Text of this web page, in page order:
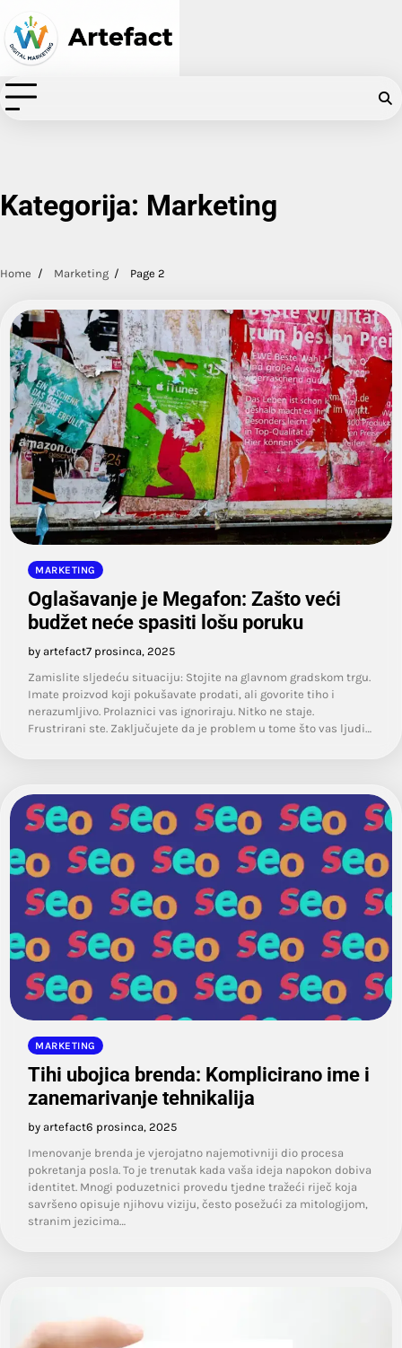
content
Kategorija: Marketing
Home Marketing Page 2
MARKETING
Oglašavanje je Megafon: Zašto veći
budžet neće spasiti lošu poruku
by artefact7 prosinca, 2025
Zamislite sljedeću situaciju: Stojite na glavnom gradskom trgu.
Imate proizvod koji pokušavate prodati, ali govorite tiho i
nerazumljivo. Prolaznici vas ignoriraju. Nitko ne staje.
Frustrirani ste. Zaključujete da je problem u tome što vas ljudi…
MARKETING
Tihi ubojica brenda: Komplicirano ime i
zanemarivanje tehnikalija
by artefact6 prosinca, 2025
Imenovanje brenda je vjerojatno najemotivniji dio procesa
pokretanja posla. To je trenutak kada vaša ideja napokon dobiva
identitet. Mnogi poduzetnici provedu tjedne tražeći riječ koja
savršeno opisuje njihovu viziju, često posežući za mitologijom,
stranim jezicima…